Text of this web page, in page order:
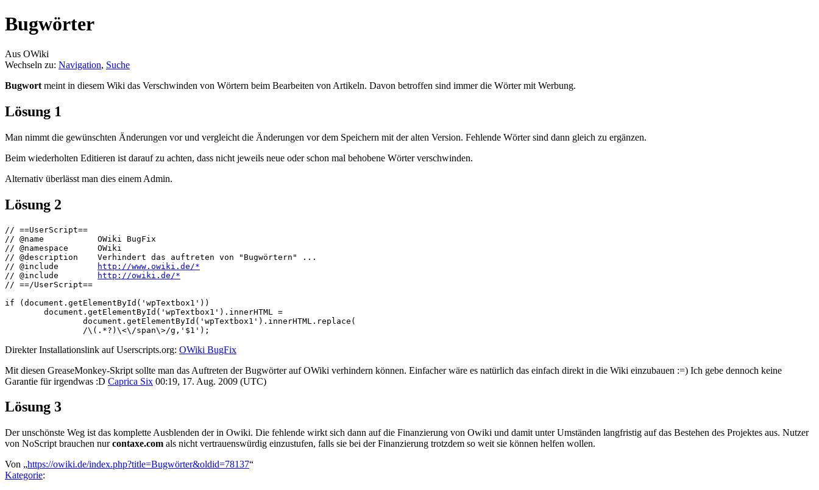
Bugwörter
Aus OWiki
Wechseln zu: Navigation, Suche
Bugwort meint in diesem Wiki das Verschwinden von Wörtern beim Bearbeiten von Artikeln. Davon betroffen sind immer die Wörter mit Werbung.
Lösung 1
Man nimmt die gewünschten Änderungen vor und vergleicht die Änderungen vor dem Speichern mit der alten Version. Fehlende Wörter sind dann gleich zu ergänzen.
Beim wiederholten Editieren ist darauf zu achten, dass nicht jeweils neue oder schon mal behobene Wörter verschwinden.
Alternativ überlässt man dies einem Admin.
Lösung 2
// ==UserScript==
// @name           OWiki BugFix
// @namespace      OWiki
// @description    Verhindert das auftreten von "Bugwörtern" ...
// @include
http://www.owiki.de/*
// @include
http://owiki.de/*
// ==/UserScript==
if (document.getElementById('wpTextbox1'))
		/\
Direkter Installationslink auf Userscripts.org: OWiki BugFix
Mit diesen GreaseMonkey-Skript sollte man das Auftreten der Bugwörter auf OWiki verhindern können. Einfacher wäre es natürlich das einfach direkt in die Wiki einzubauen :=) Ich gebe dennoch keine
Garantie für irgendwas :D Caprica Six 00:19, 17. Aug. 2009 (UTC)
Lösung 3
Der unschönste Weg ist das komplette Ausblenden der in Owiki. Die fehlende wirkt sich dann auf die Finanzierung von Owiki und damit unter Umständen langfristig auf das Bestehen des Projektes aus. Nutzer
von NoScript brauchen nurcontaxe.com als nicht vertrauenswürdig einzustufen, falls sie bei der Finanzierung trotzdem so weit sie können helfen wollen.
Von „https://owiki.de/index.php?title=Bugwörter&oldid=78137“
Kategorie: